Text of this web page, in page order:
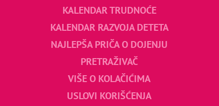
KALENDAR TRUDNOĆE
KALENDAR RAZVOJA DETETA
NAJLEPŠA PRIČA O DOJENJU
PRETRAŽIVAČ
VIŠE O KOLAČIĆIMA
USLOVI KORIŠĆENJA